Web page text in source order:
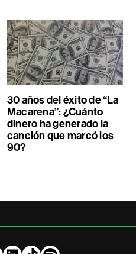
30 años del éxito de “La
Macarena”: ¿Cuánto
dinero ha generado la
canción que marcó los
90?